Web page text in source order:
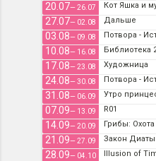
20.07— 26.07 Кот Яшка и
27.07— 02.08 Дальше
03.08— 09.08 Потвора -
10.08— 16.08 Библиотека
17.08— 23.08 Художница
24.08— 30.08 Потвора -
31.08— 06.09 Утро
07.09— 13.09 R01
14.09— 20.09 Грибы: Охота
21.09— 27.09 Закон Диаты
28.09— 04.10 Illusion of